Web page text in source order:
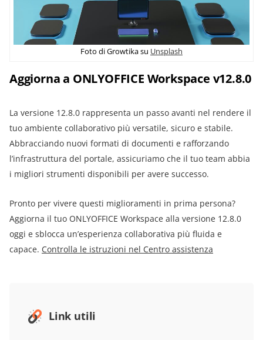
Foto di Growtika su Unsplash
Aggiorna a ONLYOFFICE Workspace v12.8.0
La versione 12.8.0 rappresenta un passo avanti nel rendere il
tuo ambiente collaborativo più versatile, sicuro e stabile.
Abbracciando nuovi formati di documenti e rafforzando
l’infrastruttura del portale, assicuriamo che il tuo team abbia
i migliori strumenti disponibili per avere successo.
Pronto per vivere questi miglioramenti in prima persona?
Aggiorna il tuo ONLYOFFICE Workspace alla versione 12.8.0
oggi e sblocca un’esperienza collaborativa più fluida e
capace. Controlla le istruzioni nel Centro assistenza
Link utili